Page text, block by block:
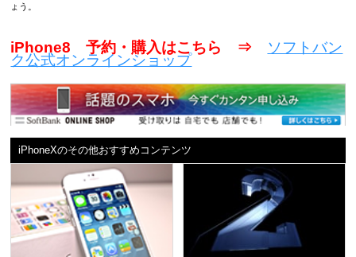
ょう。
iPhone8 予約・購入はこちら ⇒ ソフトバン
ク公式オンラインショップ
iPhoneXのその他おすすめコンテンツ